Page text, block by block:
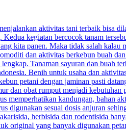
aktivitas tani terbaik bisa
kegiatan bercocok tanam
kita panen. Maka tidak salah kalau
dan aktivitas berkebun buah
Tanaman sayuran dan buah
Benih untuk usaha dan
petani dengan jaminan pasti
dan obat rumput menjadi kebutuhan
memperhatikan kandungan, bahan
digunakan sesuai dosis anjuran
herbisida dan rodentisida
original yang banyak digunakan